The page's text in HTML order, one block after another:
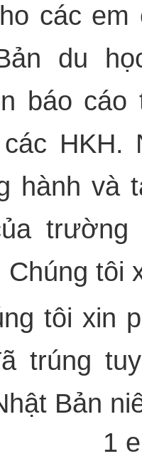
các
du
báo
HKH.
hành và
Chúng tôi
tôi xin
trúng
Bản
1